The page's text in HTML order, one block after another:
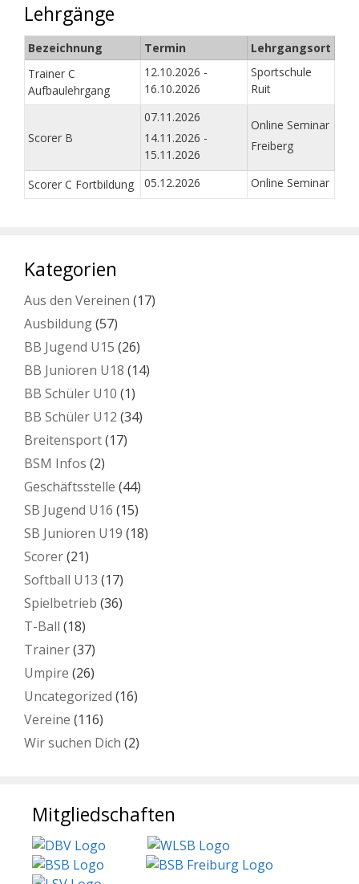
Lehrgänge
Bezeichnung Termin
Lehrgangsort
Trainer C
Aufbaulehrgang
12.10.2026 -
16.10.2026
Sportschule
Ruit
Scorer B
07.11.2026
14.11.2026 -
15.11.2026
Online Seminar
Freiberg
Scorer C Fortbildung 05.12.2026 Online Seminar
Kategorien
Aus den Vereinen (17)
Ausbildung(57)
BB Jugend U15 (26)
BB Junioren U18 (14)
BB Schüler U10 (1)
BB Schüler U12 (34)
Breitensport(17)
BSM Infos (2)
Geschäftsstelle (44)
SB Jugend U16 (15)
SB Junioren U19 (18)
Scorer(21)
Softball U13 (17)
Spielbetrieb (36)
T-Ball (18)
Trainer(37)
Umpire (26)
Uncategorized (16)
Vereine (116)
Wir suchen Dich (2)
Mitgliedschaften